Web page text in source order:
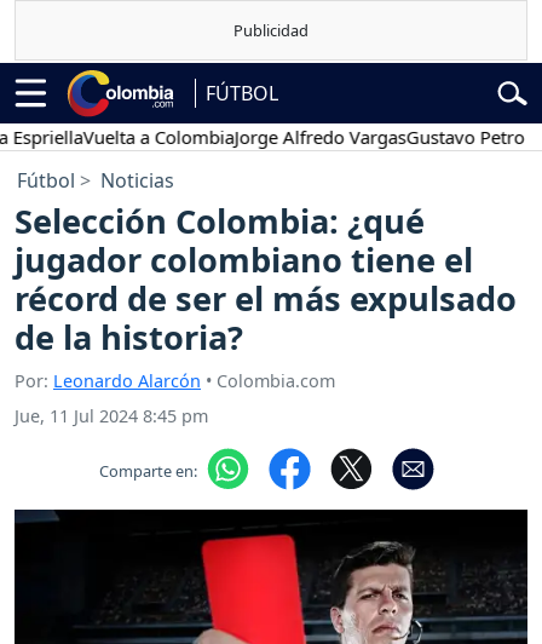
FÚTBOL
Vuelta a ColombiaJorge Alfredo VargasGustavo Petro
Fútbol Noticias
Selección Colombia: ¿qué
jugador colombiano tiene el
récord de ser el más expulsado
de la historia?
Por: Leonardo Alarcón • Colombia.com
Jue, 11 Jul 2024 8:45 pm
Comparte en: